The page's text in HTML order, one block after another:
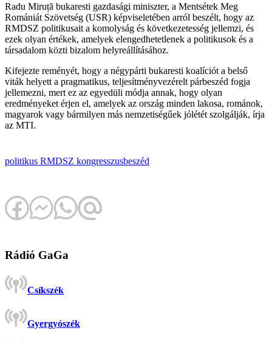
Radu Miruță bukaresti gazdasági miniszter, a Mentsétek Meg
Romániát Szövetség (USR) képviseletében arról beszélt, hogy az
RMDSZ politikusait a komolyság és következetesség jellemzi, és
ezek olyan értékek, amelyek elengedhetetlenek a politikusok és a
társadalom közti bizalom helyreállításához.
Kifejezte reményét, hogy a négypárti bukaresti koalíciót a belső
viták helyett a pragmatikus, teljesítményvezérelt párbeszéd fogja
jellemezni, mert ez az egyedüli módja annak, hogy olyan
eredményeket érjen el, amelyek az ország minden lakosa, románok,
magyarok vagy bármilyen más nemzetiségűek jólétét szolgálják, írja
az MTI.
politikus RMDSZ kongresszusbeszéd
Rádió GaGa
Csíkszék
Gyergyószék